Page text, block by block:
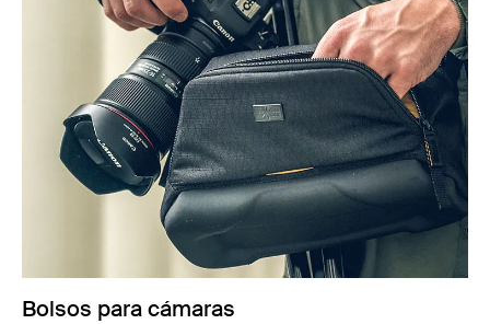
Bolsos para cámaras